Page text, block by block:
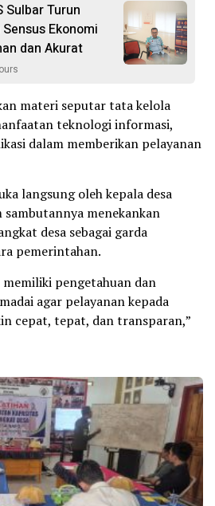
Sulbar Turun
Ekonomi
dan Akurat
materi seputar tata kelola
teknologi informasi,
dalam memberikan pelayanan
langsung oleh kepala desa
sambutannya menekankan
desa sebagai garda
pemerintahan.
memiliki pengetahuan dan
agar pelayanan kepada
cepat, tepat, dan transparan,”